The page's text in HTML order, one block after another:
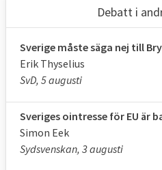
Debatt i
Sverige måste säga nej till
Erik Thyselius
SvD, 5 augusti
Sveriges ointresse för EU är
Simon Eek
Sydsvenskan, 3 augusti